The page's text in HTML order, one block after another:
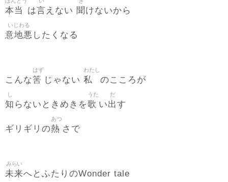
本当 は言 えない 聞 けないから
意地悪
いじわる
したくなる
こんな筈
はず
じゃない 私
わたし
のこころが
知
し
らないときめきを歌
うた
い出
だ
す
ギリギリの熱
あつ
さで
未来
みらい
へとふたりのWonder tale